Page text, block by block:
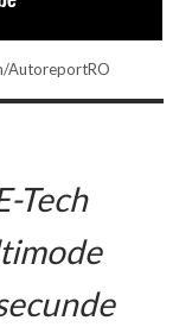
AutoreportRO
Tech